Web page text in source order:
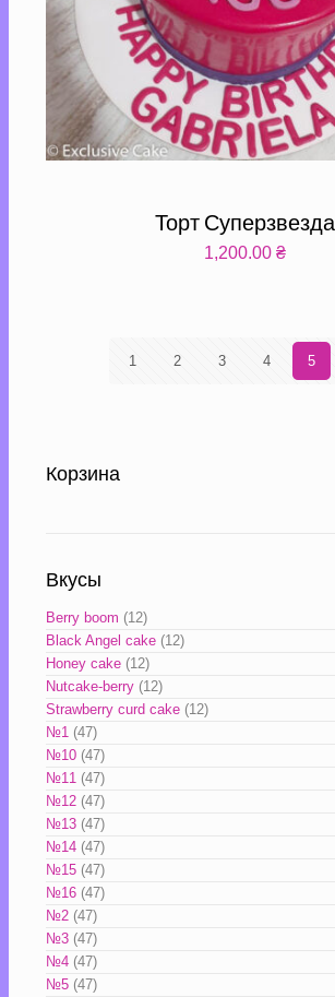
Торт Суперзвезда
1,200.00 ₴
1 2 3 4 5
Корзина
Вкусы
Berry boom (12)
Black Angel cake (12)
Honey cake (12)
Nutcake-berry (12)
Strawberry curd cake (12)
№1 (47)
№10 (47)
№11 (47)
№12 (47)
№13 (47)
№14 (47)
№15 (47)
№16 (47)
№2 (47)
№3 (47)
№4 (47)
№5 (47)